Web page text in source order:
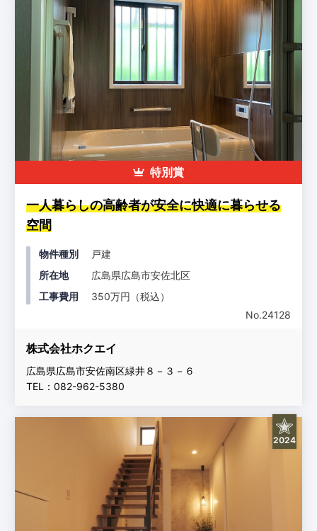
特別賞
一人暮らしの高齢者が安全に快適に暮らせる
空間
物件種別
戸建
所在地
広島県広島市安佐北区
工事費用
350万円（税込）
No.24128
株式会社ホクエイ
広島県広島市安佐南区緑井８－３－６
TEL：082-962-5380
2024